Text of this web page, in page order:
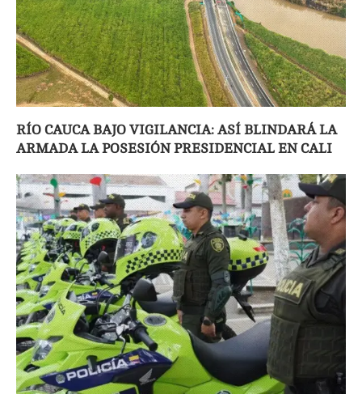
RÍO CAUCA BAJO VIGILANCIA: ASÍ BLINDARÁ LA
ARMADA LA POSESIÓN PRESIDENCIAL EN CALI